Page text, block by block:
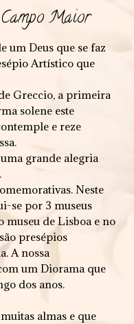
Maior
um Deus que se faz
Artístico que
Greccio, a primeira
solene este
e reze
grande alegria
Neste
se por 3 museus
museu de Lisboa e no
presépios
A nossa
um Diorama que
dos anos.
almas e que